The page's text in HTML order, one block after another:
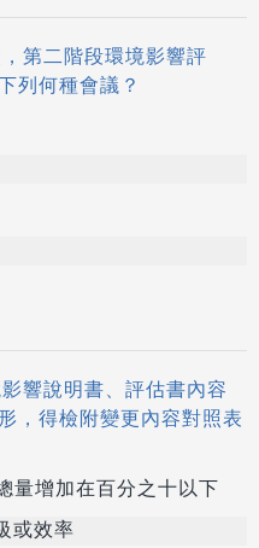
第二階段環境影響評
列何種會議？
響說明書、評估書內容
，得檢附變更內容對照表
量增加在百分之十以下
或效率